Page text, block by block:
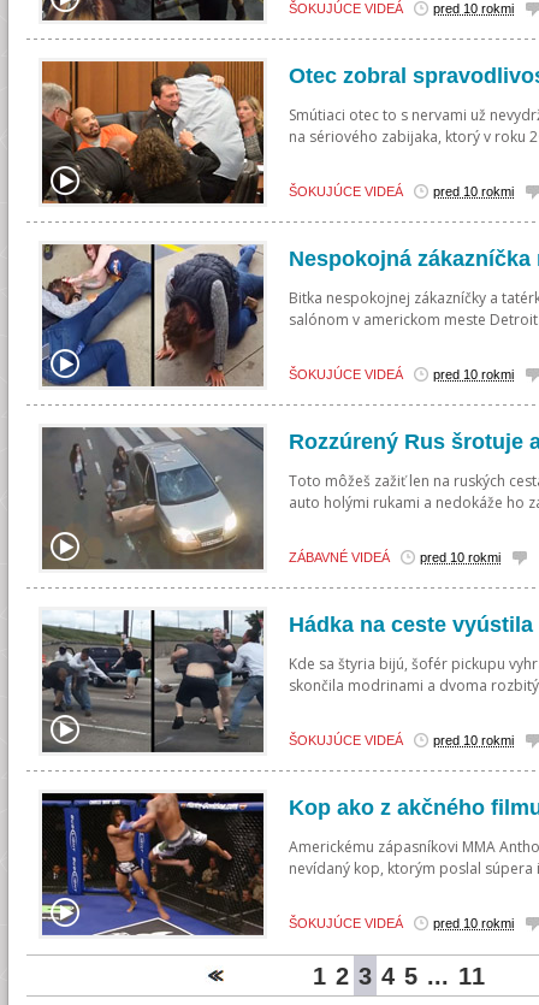
ŠOKUJÚCE VIDEÁ pred 10 rokmi
Otec zobral
Smútiaci otec to s nervami už
na sériového zabijaka, ktorý v roku
ŠOKUJÚCE VIDEÁ pred 10 rokmi
Nespokojná
Bitka nespokojnej zákazníčky a
salónom v americkom meste
ŠOKUJÚCE VIDEÁ pred 10 rokmi
Rozzúrený Rus šrotuje
Toto môžeš zažiť len na ruských
auto holými rukami a nedokáže ho
ZÁBAVNÉ VIDEÁ pred 10 rokmi
Hádka na ceste
Kde sa štyria bijú, šofér pickupu
skončila modrinami a dvoma
ŠOKUJÚCE VIDEÁ pred 10 rokmi
Kop ako z akčného
Americkému zápasníkovi MMA
nevídaný kop, ktorým poslal súpera
ŠOKUJÚCE VIDEÁ pred 10 rokmi
1 2 3 4 5 ... 11